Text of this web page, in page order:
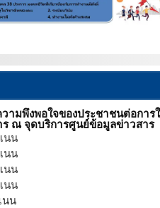
ามพึงพอใจของประชาชนต่อการ
ร ณ จุดบริการศูนย์ข้อมูลข่าวสาร
นน
นน
นน
นน
นน